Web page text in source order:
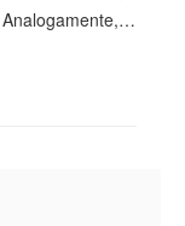
Analogamente,…